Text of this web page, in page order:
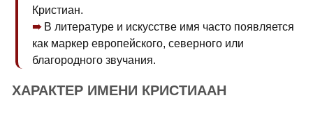
Кристиан.
В литературе и искусстве имя часто появляется
как маркер европейского, северного или
благородного звучания.
ХАРАКТЕР ИМЕНИ КРИСТИААН